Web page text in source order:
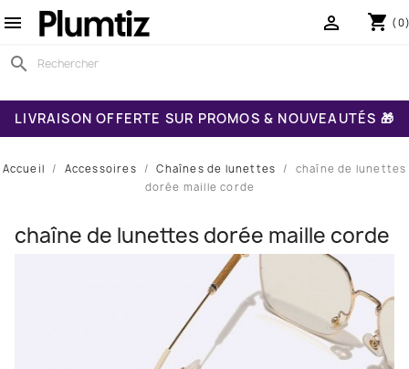
 shopping_cart

search
LIVRAISON OFFERTE SUR PROMOS & NOUVEAUTÉS 🎁
Accueil Accessoires Chaînes de lunettes
chaîne de lunettes
dorée maille corde
chaîne de lunettes dorée maille corde